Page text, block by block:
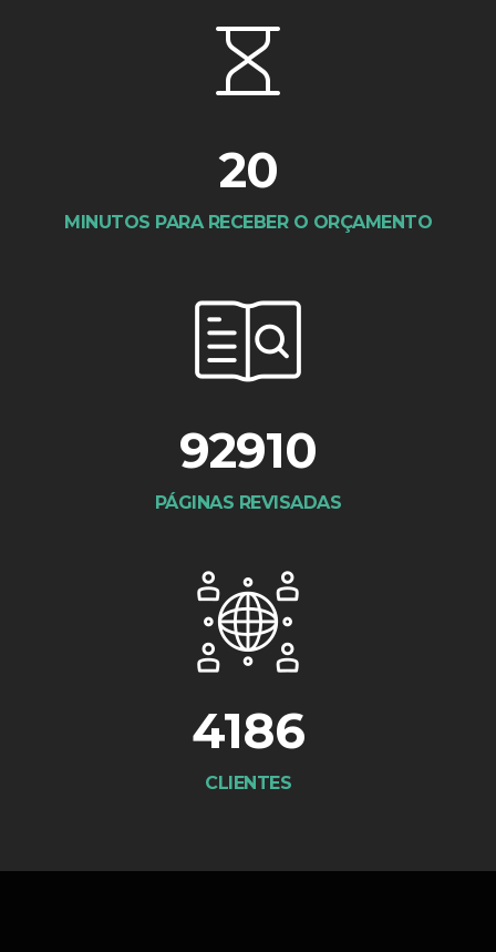
20
MINUTOS PARA RECEBER O ORÇAMENTO
92910
PÁGINAS REVISADAS
4186
CLIENTES